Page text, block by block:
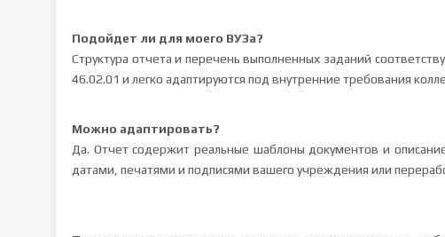
Подойдет ли для моего ВУЗа?
Структура отчета и перечень выполненных заданий
46.02.01 и легко адаптируются под внутренние требования
Можно адаптировать?
Да. Отчет содержит реальные шаблоны документов и
датами, печатями и подписями вашего учреждения или